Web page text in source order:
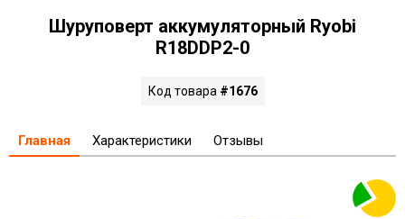
Шуруповерт аккумуляторный Ryobi
R18DDP2-0
Код товара #1676
Главная Характеристики Отзывы